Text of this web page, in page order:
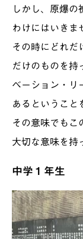
しかし、原爆の
わけにはいきま
その時にどれだ
だけのものを持
ベーション・リ
あるということ
その意味でもこ
大切な意味を持
中学１年生